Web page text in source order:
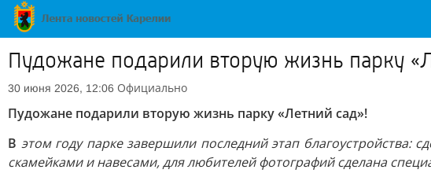
Пудожане подарили вторую жизнь парку
30 июня 2026, 12:06 Официально
Пудожане подарили вторую жизнь парку «Летний сад»!
В этом году парке завершили последний этап благоустройства:
скамейками и навесами, для любителей фотографий сделана